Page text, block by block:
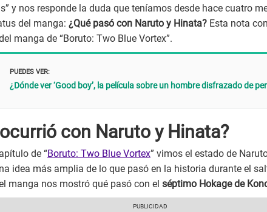
y nos responde la duda que teníamos desde hace cuatro
del manga: ¿Qué pasó con Naruto y Hinata? Esta nota
manga de “Boruto: Two Blue Vortex”.
PUEDES VER:
¿Dónde ver ‘Good boy’, la película sobre un hombre disfrazado de
con Naruto y Hinata?
de “Boruto: Two Blue Vortex” vimos el estado de
idea más amplia de lo que pasó en la historia durante el
manga nos mostró qué pasó con el séptimo Hokage de